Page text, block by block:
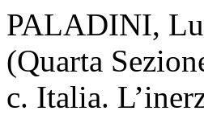
PALADINI,
(Quarta
c. Italia.